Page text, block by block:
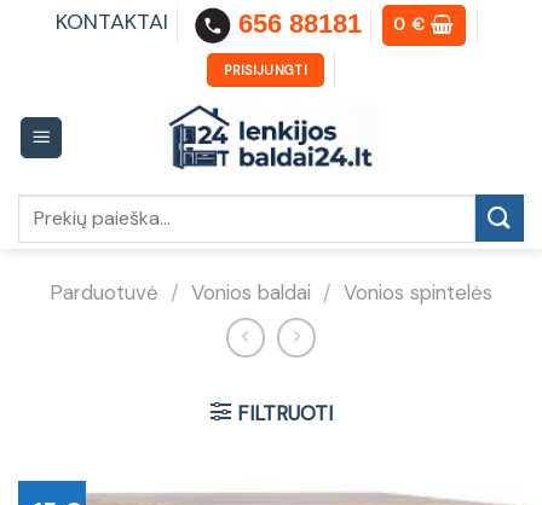
KONTAKTAI 656 88181 0€
PRISIJUNGTI
Parduotuvė / Vonios baldai / Vonios spintelės
FILTRUOTI